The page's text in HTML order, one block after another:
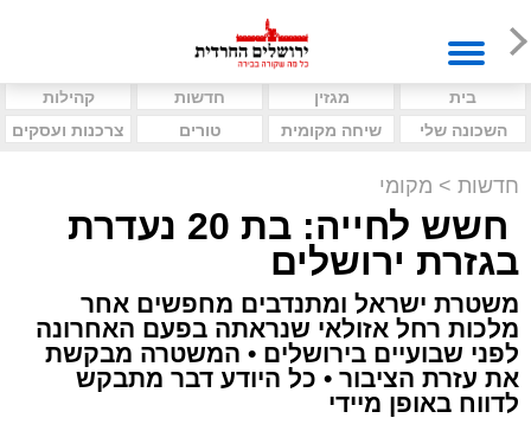
בית מגזין חדשות
קהילות
השכונה שלי
שיחה מקומית טורים צרכנות ועסקים
חדשות > מקומי
חשש לחייה: בת 20 נעדרת
בגזרת ירושלים
משטרת ישראל ומתנדבים מחפשים אחר
מלכות רחל אזולאי שנראתה בפעם האחרונה
לפני שבועיים בירושלים • המשטרה מבקשת
את עזרת הציבור • כל היודע דבר מתבקש
לדווח באופן מיידי